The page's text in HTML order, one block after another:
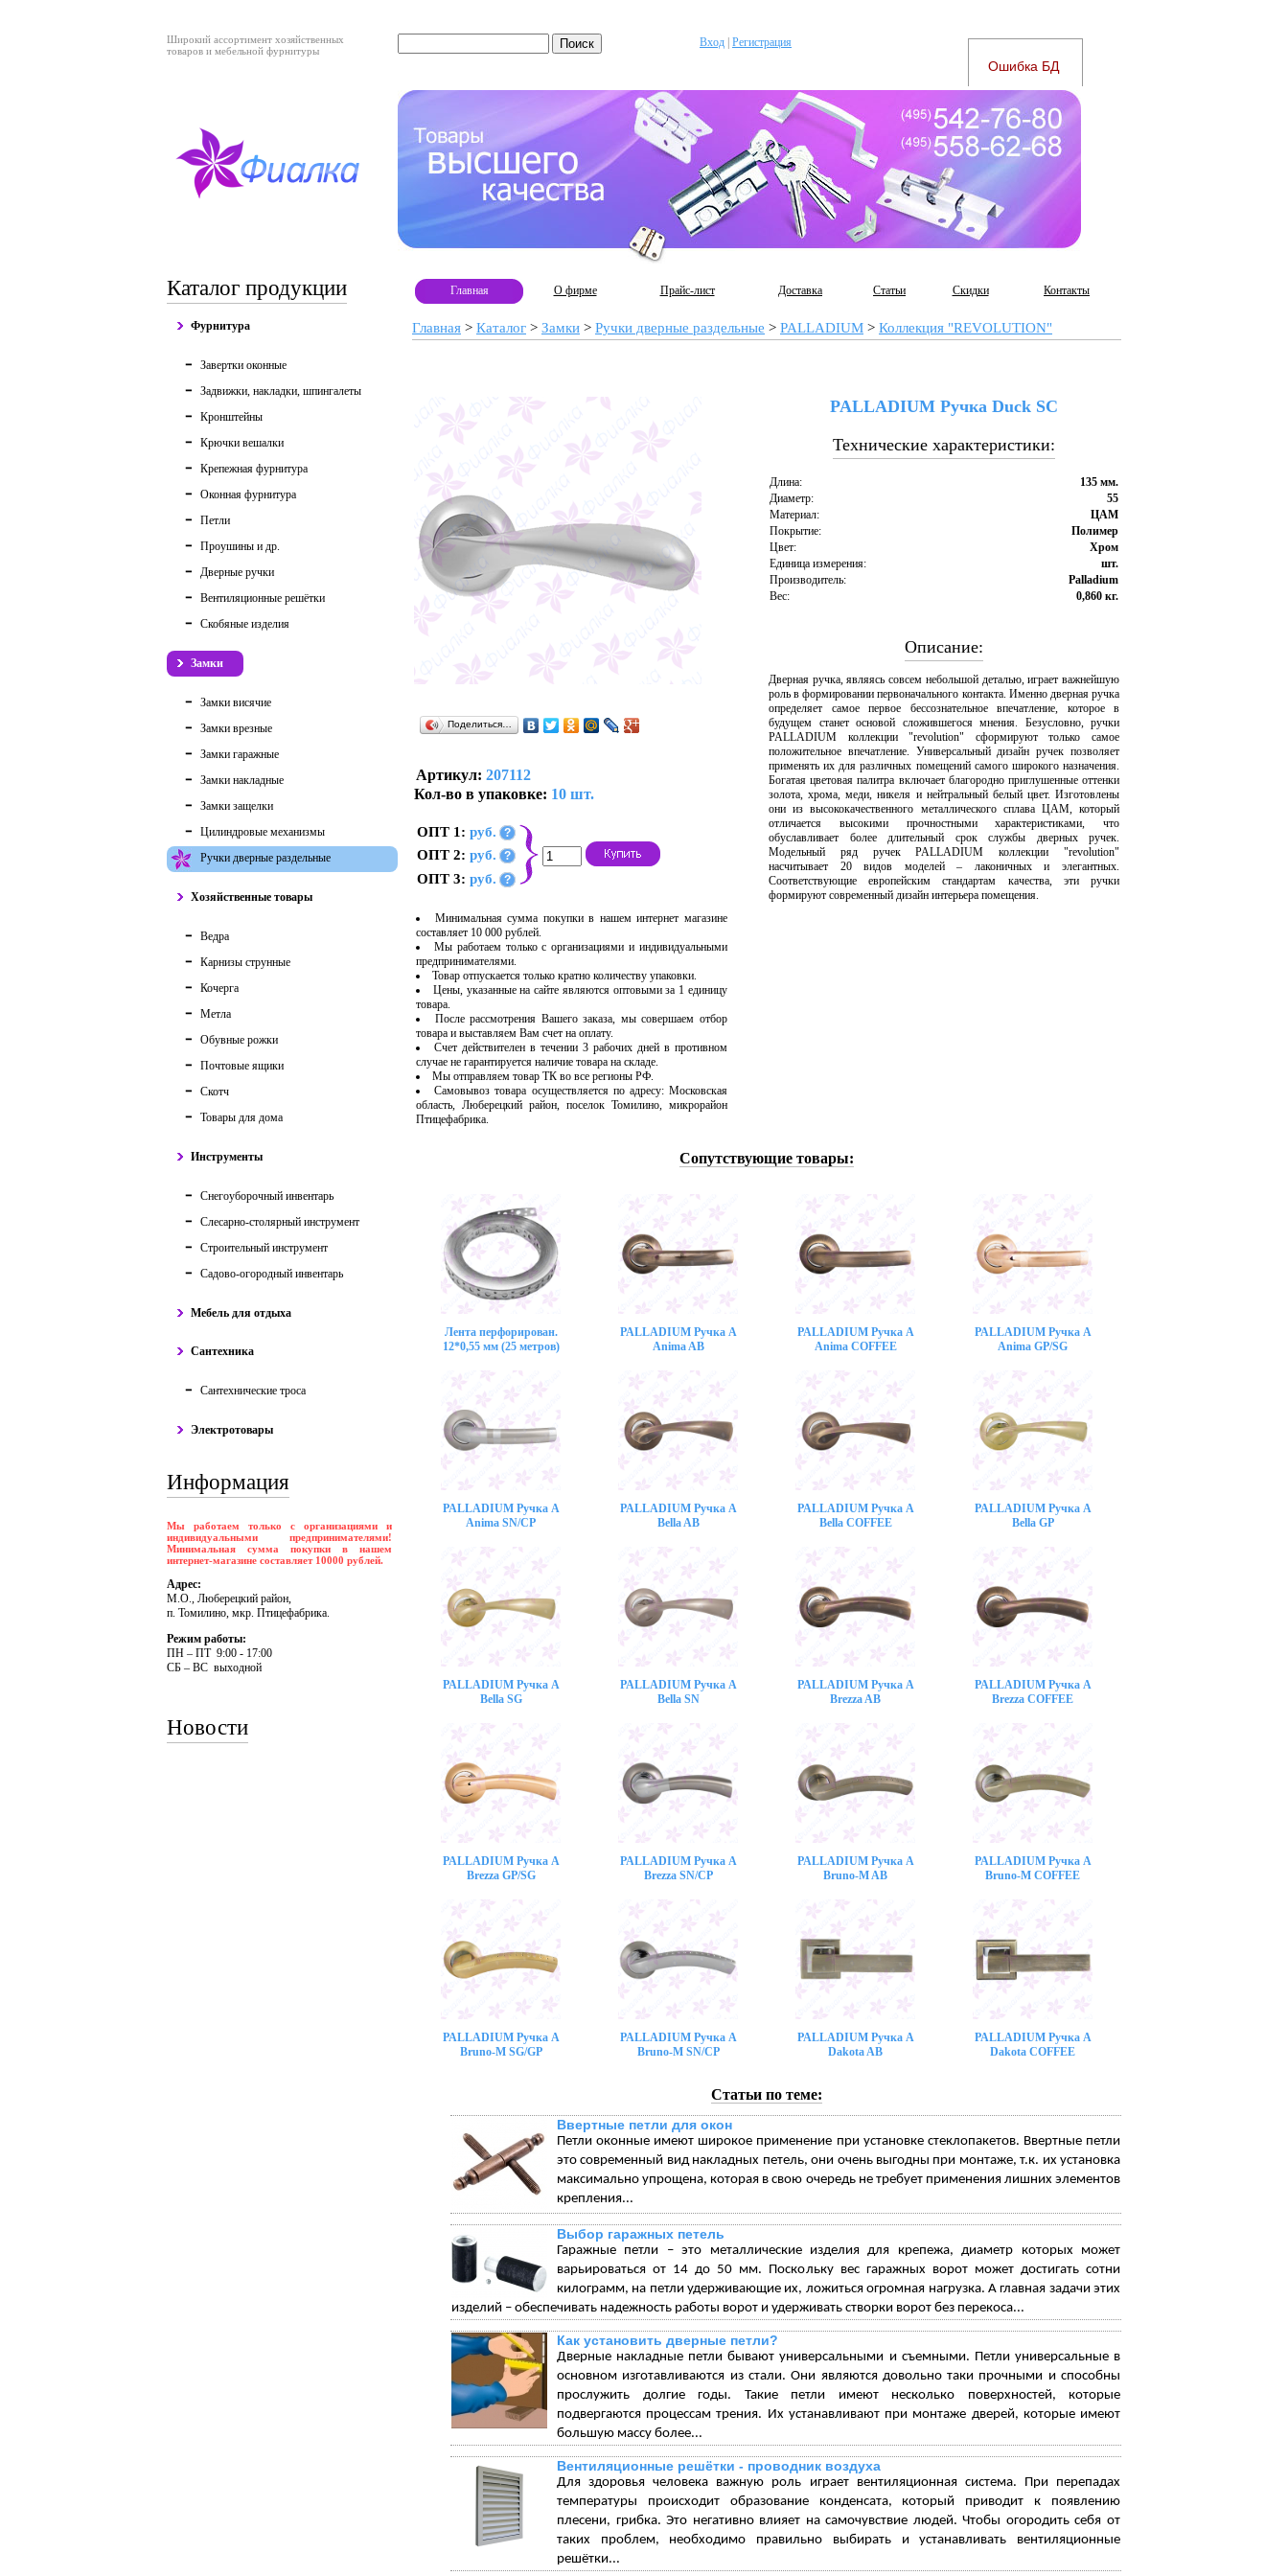
Широкий ассортимент хозяйственных
товаров и мебельной фурнитуры
Вход Регистрация
Каталог продукции
Фурнитура
Завертки оконные
Задвижки, накладки, шпингалеты
Кронштейны
Крючки вешалки
Крепежная фурнитура
Оконная фурнитура
Петли
Проушины и др.
Дверные ручки
Вентиляционные решётки
Скобяные изделия
Замки
Замки висячие
Замки врезные
Замки гаражные
Замки накладные
Замки защелки
Цилиндровые механизмы
Ручки дверные раздельные
Хозяйственные товары
Ведра
Карнизы струнные
Кочерга
Метла
Обувные рожки
Почтовые ящики
Скотч
Товары для дома
Инструменты
Снегоуборочный инвентарь
Слесарно-столярный инструмент
Строительный инструмент
Садово-огородный инвентарь
Мебель для отдыха
Сантехника
Сантехнические троса
Электротовары
Информация
Мы работаем только с организациями и
индивидуальными предпринимателями!
Минимальная сумма покупки в нашем
интернет-магазине составляет 10000 рублей.
Адрес:
М.О., Люберецкий район,
п. Томилино, мкр. Птицефабрика.
Режим работы:
ПH – ПT 9:00 - 17:00
CБ – BC выходной
Новости
Главная О фирме Прайс-лист Доставка Статьи Скидки Контакты
Главная > Каталог > Замки > Ручки дверные раздельные > PALLADIUM > Коллекция "REVOLUTION"
Поделиться…
Артикул: 207112
Кол-во в упаковке: 10 шт.
ОПТ 1: руб. ?
ОПТ 2: руб. ?
ОПТ 3: руб. ?
Минимальная сумма покупки в нашем интернет магазине
составляет 10 000 рублей.
Мы работаем только с организациями и индивидуальными
предпринимателями.
Товар отпускается только кратно количеству упаковки.
Цены, указанные на сайте являются оптовыми за 1 единицу
товара.
После рассмотрения Вашего заказа, мы совершаем отбор
товара и выставляем Вам счет на оплату.
Счет действителен в течении 3 рабочих дней в противном
случае не гарантируется наличие товара на складе.
Мы отправляем товар ТК во все регионы РФ.
Самовывоз товара осуществляется по адресу: Московская
область, Люберецкий район, поселок Томилино, микрорайон
Птицефабрика.
PALLADIUM Ручка Duck SC
Технические характеристики:
Длина:
135 мм.
Диаметр:
55
Материал:
ЦАМ
Покрытие:
Полимер
Цвет:
Хром
Единица измерения:
шт.
Производитель:
Palladium
Вес:
0,860 кг.
Описание:
Дверная ручка, являясь совсем небольшой деталью, играет важнейшую
роль в формировании первоначального контакта. Именно дверная ручка
определяет самое первое бессознательное впечатление, которое в
будущем станет основой сложившегося мнения. Безусловно, ручки
PALLADIUM коллекции "revolution" сформируют только самое
положительное впечатление. Универсальный дизайн ручек позволяет
применять их для различных помещений самого широкого назначения.
Богатая цветовая палитра включает благородно приглушенные оттенки
золота, хрома, меди, никеля и нейтральный белый цвет. Изготовлены
они из высококачественного металлического сплава ЦАМ, который
отличается высокими прочностными характеристиками, что
обуславливает более длительный срок службы дверных ручек.
Модельный ряд ручек PALLADIUM коллекции "revolution"
насчитывает 20 видов моделей – лаконичных и элегантных.
Соответствующие европейским стандартам качества, эти ручки
формируют современный дизайн интерьера помещения.
Сопутствующие товары:
Лента перфорирован.
12*0,55 мм (25 метров)
PALLADIUM Ручка A
Anima AB
PALLADIUM Ручка A
Anima COFFEE
PALLADIUM Ручка A
Anima GP/SG
PALLADIUM Ручка A
Anima SN/CP
PALLADIUM Ручка A
Bella AB
PALLADIUM Ручка A
Bella COFFEE
PALLADIUM Ручка A
Bella GP
PALLADIUM Ручка A
Bella SG
PALLADIUM Ручка A
Bella SN
PALLADIUM Ручка A
Brezza AB
PALLADIUM Ручка A
Brezza COFFEE
PALLADIUM Ручка A
Brezza GP/SG
PALLADIUM Ручка A
Brezza SN/CP
PALLADIUM Ручка A
Bruno-M AB
PALLADIUM Ручка A
Bruno-M COFFEE
PALLADIUM Ручка A
Bruno-M SG/GP
PALLADIUM Ручка A
Bruno-M SN/CP
PALLADIUM Ручка A
Dakota AB
PALLADIUM Ручка A
Dakota COFFEE
Статьи по теме:
Ввертные петли для окон
Петли оконные имеют широкое применение при установке стеклопакетов. Ввертные петли
это современный вид накладных петель, они очень выгодны при монтаже, т.к. их установка
максимально упрощена, которая в свою очередь не требует применения лишних элементов
крепления...
Выбор гаражных петель
Гаражные петли – это металлические изделия для крепежа, диаметр которых может
варьироваться от 14 до 50 мм. Поскольку вес гаражных ворот может достигать сотни
килограмм, на петли удерживающие их, ложиться огромная нагрузка. А главная задачи этих
изделий – обеспечивать надежность работы ворот и удерживать створки ворот без перекоса...
Как установить дверные петли?
Дверные накладные петли бывают универсальными и съемными. Петли универсальные в
основном изготавливаются из стали. Они являются довольно таки прочными и способны
прослужить долгие годы. Такие петли имеют несколько поверхностей, которые
подвергаются процессам трения. Их устанавливают при монтаже дверей, которые имеют
большую массу более...
Вентиляционные решётки - проводник воздуха
Для здоровья человека важную роль играет вентиляционная система. При перепадах
температуры происходит образование конденсата, который приводит к появлению
плесени, грибка. Это негативно влияет на самочувствие людей. Чтобы огородить себя от
таких проблем, необходимо правильно выбирать и устанавливать вентиляционные
решётки...